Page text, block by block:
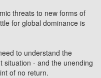
threats to new forms of
for global dominance is
to understand the
situation - and the unending
of no return.